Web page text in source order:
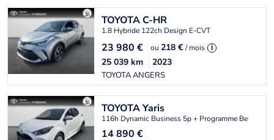
TOYOTAC-HR
1.8 Hybride 122ch Design E-CVT
23 980 € ou 218 € / mois i
TOYOTA ANGERS
25 039 km 2023
TOYOTAYaris
116h Dynamic Business 5p + Programme Beyond
14 890 €